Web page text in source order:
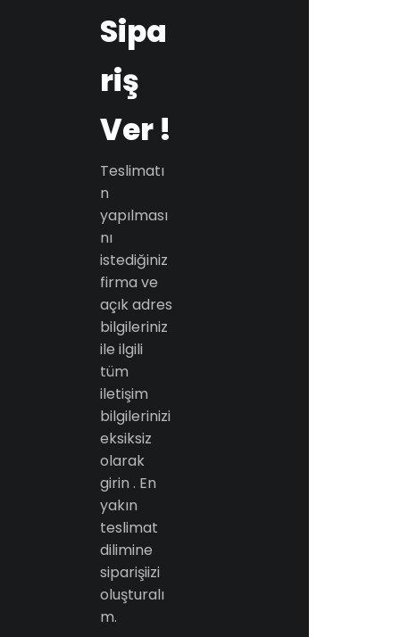
Sipa
riş
Ver !
Teslimatı
n
yapılması
nı
istediğiniz
firma ve
açık adres
bilgileriniz
ile ilgili
tüm
iletişim
bilgilerinizi
eksiksiz
olarak
girin . En
yakın
teslimat
dilimine
siparişiizi
oluşturalı
m.